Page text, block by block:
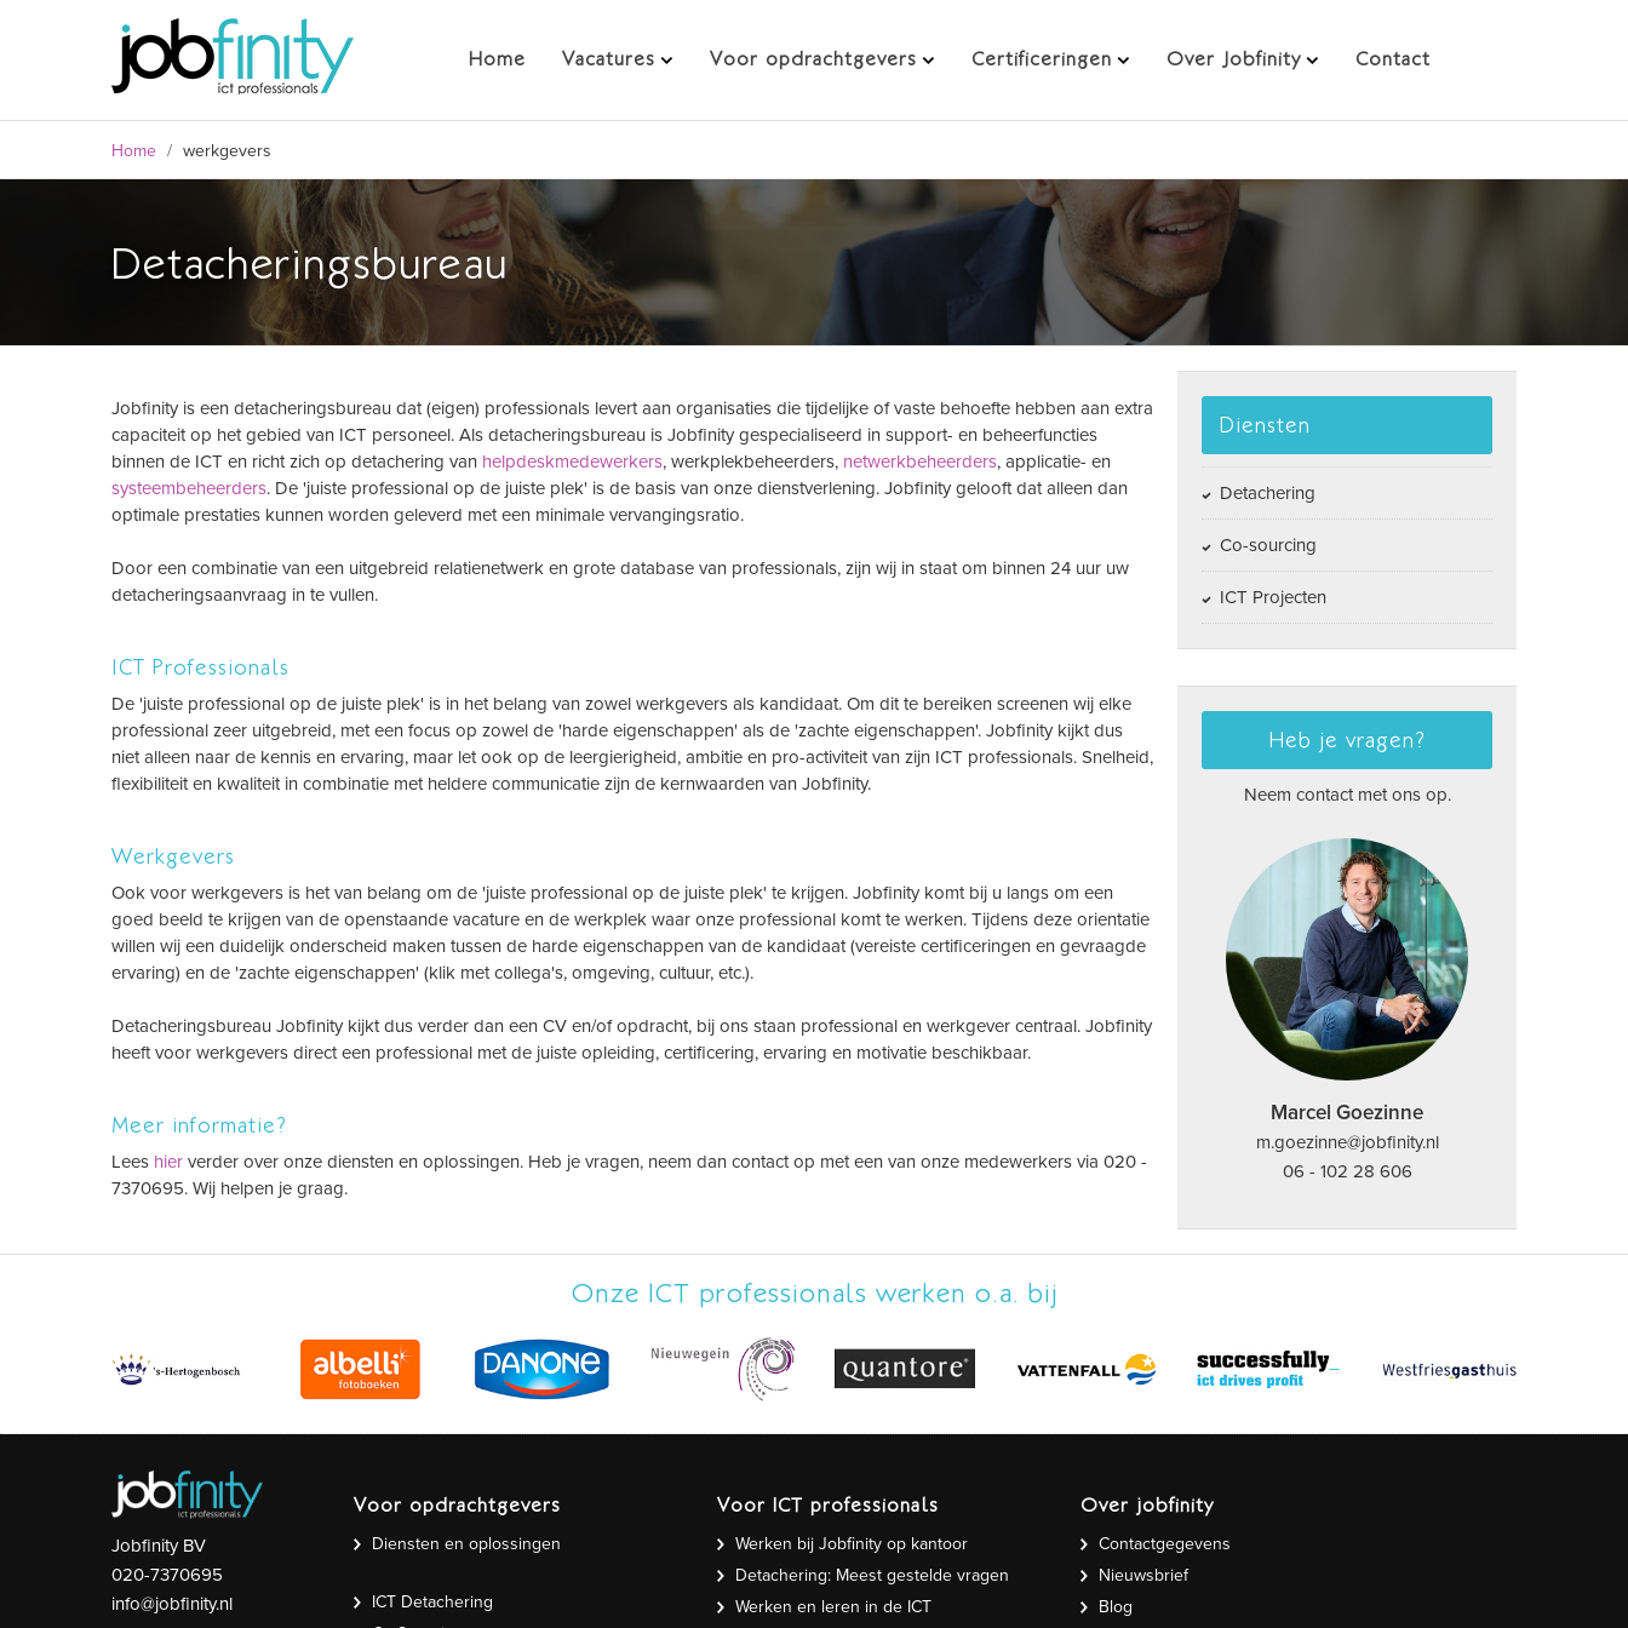
Home Vacatures Voor opdrachtgevers Certificeringen Over Jobfinity Contact
Home / werkgevers
Detacheringsbureau
formulier
Jobfinity is een detacheringsbureau dat (eigen) professionals levert aan organisaties die tijdelijke of vaste behoefte hebben aan extra
capaciteit op het gebied van ICT personeel. Als detacheringsbureau is Jobfinity gespecialiseerd in support- en beheerfuncties
binnen de ICT en richt zich op detachering van helpdeskmedewerkers, werkplekbeheerders, netwerkbeheerders, applicatie- en
systeembeheerders. De 'juiste professional op de juiste plek' is de basis van onze dienstverlening. Jobfinity gelooft dat alleen dan
optimale prestaties kunnen worden geleverd met een minimale vervangingsratio.
Door een combinatie van een uitgebreid relatienetwerk en grote database van professionals, zijn wij in staat om binnen 24 uur uw
detacheringsaanvraag in te vullen.
ICT Professionals
De 'juiste professional op de juiste plek' is in het belang van zowel werkgevers als kandidaat. Om dit te bereiken screenen wij elke
professional zeer uitgebreid, met een focus op zowel de 'harde eigenschappen' als de 'zachte eigenschappen'. Jobfinity kijkt dus
niet alleen naar de kennis en ervaring, maar let ook op de leergierigheid, ambitie en pro-activiteit van zijn ICT professionals. Snelheid,
flexibiliteit en kwaliteit in combinatie met heldere communicatie zijn de kernwaarden van Jobfinity.
Werkgevers
Ook voor werkgevers is het van belang om de 'juiste professional op de juiste plek' te krijgen. Jobfinity komt bij u langs om een
goed beeld te krijgen van de openstaande vacature en de werkplek waar onze professional komt te werken. Tijdens deze orientatie
willen wij een duidelijk onderscheid maken tussen de harde eigenschappen van de kandidaat (vereiste certificeringen en gevraagde
ervaring) en de 'zachte eigenschappen' (klik met collega's, omgeving, cultuur, etc.).
Detacheringsbureau Jobfinity kijkt dus verder dan een CV en/of opdracht, bij ons staan professional en werkgever centraal. Jobfinity
heeft voor werkgevers direct een professional met de juiste opleiding, certificering, ervaring en motivatie beschikbaar.
Meer informatie?
Lees hier verder over onze diensten en oplossingen. Heb je vragen, neem dan contact op met een van onze medewerkers via 020 -
7370695. Wij helpen je graag.
Diensten
Detachering
Co-sourcing
ICT Projecten
Heb je vragen?
Neem contact met ons op.
Marcel Goezinne
m.goezinne@jobfinity.nl
06 - 102 28 606
Onze ICT professionals werken o.a. bij
Jobfinity BV
020-7370695
info@jobfinity.nl
Voor opdrachtgevers
Diensten en oplossingen
ICT Detachering
Voor ICT professionals
Werken bij Jobfinity op kantoor
Detachering: Meest gestelde vragen
Werken en leren in de ICT
Over jobfinity
Contactgegevens
Nieuwsbrief
Blog